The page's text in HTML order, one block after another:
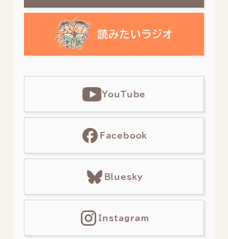
YouTube
Facebook
Bluesky
Instagram